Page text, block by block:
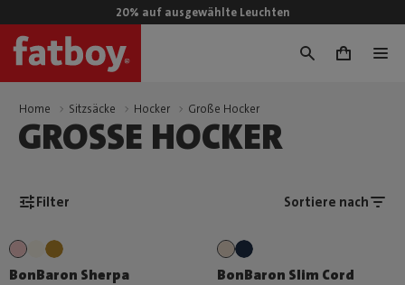
20% auf ausgewählte Leuchten
0
Home Sitzsäcke Hocker Große Hocker
GROSSE HOCKER
Filter Sortiere nach
BonBaron Sherpa BonBaron Slim Cord